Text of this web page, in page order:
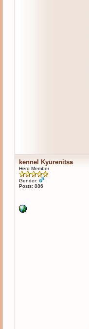
kennel Kyurenitsa
Hero Member
Gender:
Posts: 886